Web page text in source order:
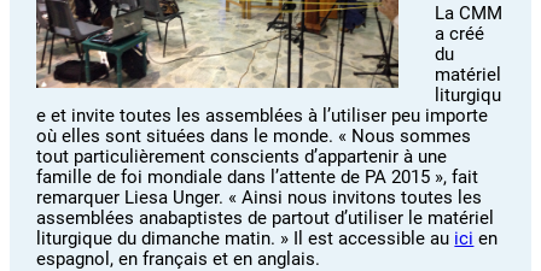
La CMM
a créé
du
matériel
liturgiqu
e et invite toutes les assemblées à l’utiliser peu importe
où elles sont situées dans le monde. « Nous sommes
tout particulièrement conscients d’appartenir à une
famille de foi mondiale dans l’attente de PA 2015 », fait
remarquer Liesa Unger. « Ainsi nous invitons toutes les
assemblées anabaptistes de partout d’utiliser le matériel
liturgique du dimanche matin. » Il est accessible au ici en
espagnol, en français et en anglais.